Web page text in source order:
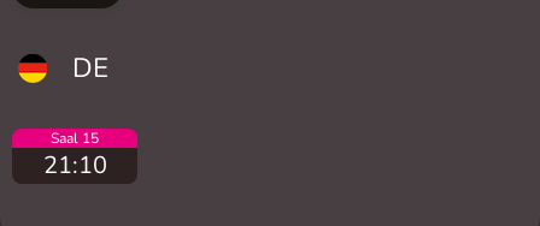
DE
Saal 15
21:10